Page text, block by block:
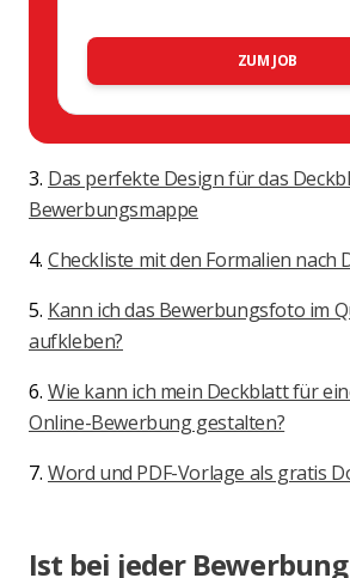
ZUM JOB
3. Das perfekte Design für das
Bewerbungsmappe
4. Checkliste mit den Formalien nach
5. Kann ich das Bewerbungsfoto im
aufkleben?
6. Wie kann ich mein Deckblatt für
Online-Bewerbung gestalten?
7. Word und PDF-Vorlage als gratis
Ist bei jeder